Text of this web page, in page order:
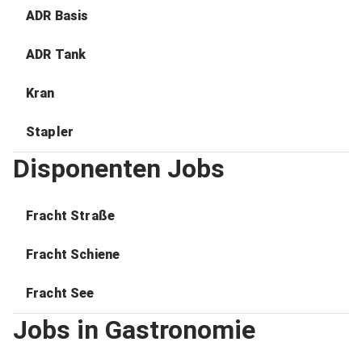
ADR Basis
ADR Tank
Kran
Stapler
Disponenten Jobs
Fracht Straße
Fracht Schiene
Fracht See
Jobs in Gastronomie